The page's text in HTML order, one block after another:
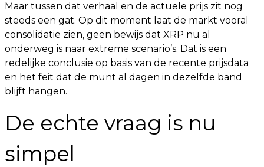
Maar tussen dat verhaal en de actuele prijs zit nog
steeds een gat. Op dit moment laat de markt vooral
consolidatie zien, geen bewijs dat XRP nu al
onderweg is naar extreme scenario’s. Dat is een
redelijke conclusie op basis van de recente prijsdata
en het feit dat de munt al dagen in dezelfde band
blijft hangen.
De echte vraag is nu
simpel